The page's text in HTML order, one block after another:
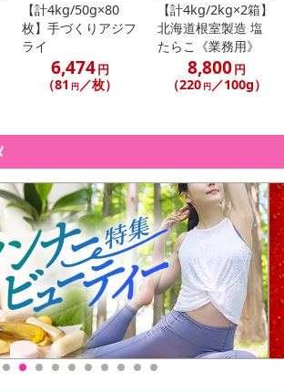
【計4kg/50g×80
枚】手づくりアジフ
ライ
6,474円
（81 円／枚）
【計4kg/2kg×2箱】
北海道根室製造 塩
たらこ《業務用》
8,800円
（220 円／100g）